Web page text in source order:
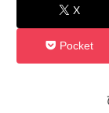
X
Pocket